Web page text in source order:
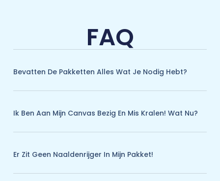
FAQ
Bevatten De Pakketten Alles Wat Je Nodig Hebt?
Ik Ben Aan Mijn Canvas Bezig En Mis Kralen! Wat Nu?
Er Zit Geen Naaldenrijger In Mijn Pakket!